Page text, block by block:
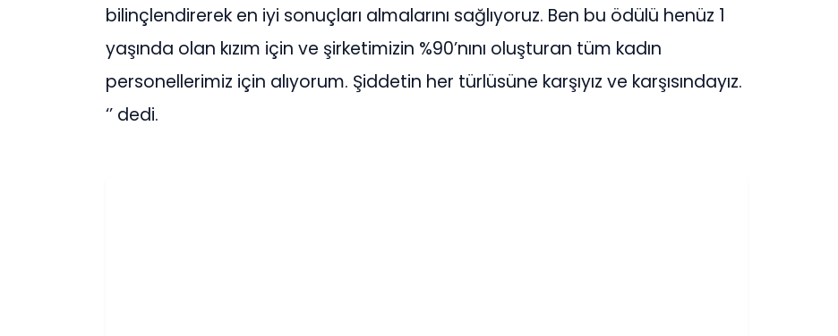
bilinçlendirerek en iyi sonuçları almalarını sağlıyoruz. Ben bu ödülü henüz 1
yaşında olan kızım için ve şirketimizin %90’nını oluşturan tüm kadın
personellerimiz için alıyorum. Şiddetin her türlüsüne karşıyız ve karşısındayız.
‘’ dedi.